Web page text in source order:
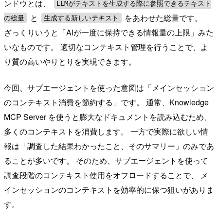
ンドウとは、
LLMがテキストを生成する際に参照できるテキスト
の総量
と 生成する新しいテキスト
をあわせた総量です。
ざっくりいうと「AIが一度に保持できる情報量の上限」みた
いなものです。 適切なコンテキスト管理を行うことで、よ
り質の高いやりとりを実現できます。
今回、サブエージェントを使った意図は「メインセッション
のコンテキスト消費を節約する」です。 通常、Knowledge
MCP Server を使うと膨大なドキュメントを読み込むため、
多くのコンテキストを消費します。 一方で実際に欲しい情
報は「調査した結果わかったこと、そのサマリー」のみであ
ることが多いです。 そのため、サブエージェントを使って
調査段階のコンテキスト使用をオフロードすることで、 メ
インセッションのコンテキストを効率的に保つ狙いがありま
す。